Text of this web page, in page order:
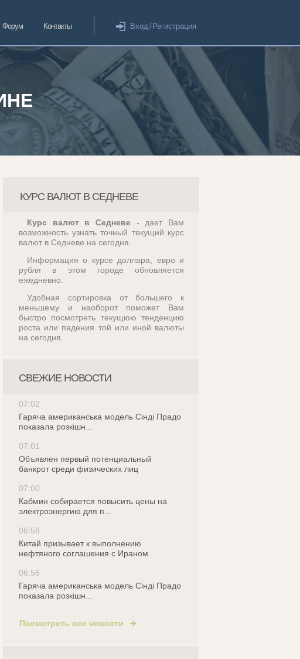
Форум Контакты Вход/ Регистрация
КУРС ВАЛЮТ В СЕДНЕВЕ
Курс валют в Седневе - дает Вам
возможность узнать точный текущий курс
валют в Седневе на сегодня.
Информация о курсе доллара, евро и
рубля в этом городе обновляется
ежедневно.
Удобная сортировка от большего к
меньшему и наоборот поможет Вам
быстро посмотреть текущюю тенденцию
роста или падения той или иной валюты
на сегодня.
СВЕЖИЕ НОВОСТИ
07:02
Гаряча американська модель Сінді Прадо
показала розкішн...
07:01
Объявлен первый потенциальный
банкрот среди физических лиц
07:00
Кабмин собирается повысить цены на
электроэнергию для п...
06:58
Китай призывает к выполнению
нефтяного соглашения с Ираном
06:56
Гаряча американська модель Сінді Прадо
показала розкішн...
Посмотреть все новости